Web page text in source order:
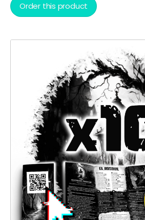
Order this product